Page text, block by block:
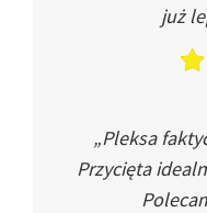
już
„Pleksa
Przycięta